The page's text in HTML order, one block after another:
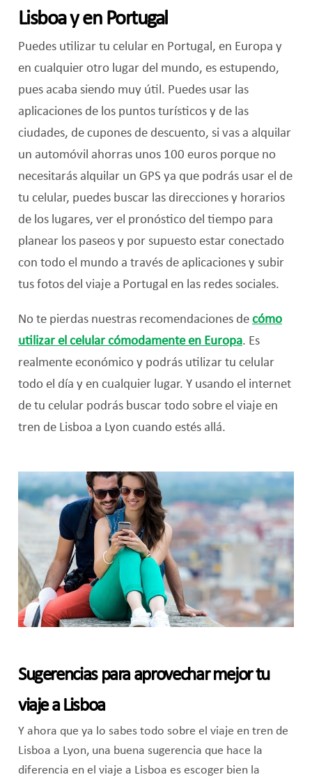
Lisboa y en Portugal
Puedes utilizar tu celular en Portugal, en Europa y
en cualquier otro lugar del mundo, es estupendo,
pues acaba siendo muy útil. Puedes usar las
aplicaciones de los puntos turísticos y de las
ciudades, de cupones de descuento, si vas a alquilar
un automóvil ahorras unos 100 euros porque no
necesitarás alquilar un GPS ya que podrás usar el de
tu celular, puedes buscar las direcciones y horarios
de los lugares, ver el pronóstico del tiempo para
planear los paseos y por supuesto estar conectado
con todo el mundo a través de aplicaciones y subir
tus fotos del viaje a Portugal en las redes sociales.
No te pierdas nuestras recomendaciones de cómo
utilizar el celular cómodamente en Europa. Es
realmente económico y podrás utilizar tu celular
todo el día y en cualquier lugar. Y usando el internet
de tu celular podrás buscar todo sobre el viaje en
tren de Lisboa a Lyon cuando estés allá.
Sugerencias para aprovechar mejor tu
viaje a Lisboa
Y ahora que ya lo sabes todo sobre el viaje en tren de
Lisboa a Lyon, una buena sugerencia que hace la
diferencia en el viaje a Lisboa es escoger bien la